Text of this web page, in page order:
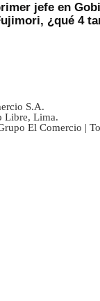
jefe en
¿qué 4
S.A.
Libre, Lima.
El Comercio |